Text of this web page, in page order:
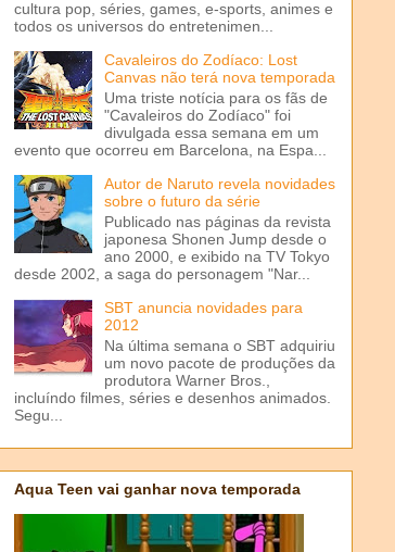
cultura pop, séries, games, e-sports, animes e
todos os universos do entretenimen...
Cavaleiros do Zodíaco: Lost
Canvas não terá nova temporada
Uma triste notícia para os fãs de
"Cavaleiros do Zodíaco" foi
divulgada essa semana em um
evento que ocorreu em Barcelona, na Espa...
Autor de Naruto revela novidades
sobre o futuro da série
Publicado nas páginas da revista
japonesa Shonen Jump desde o
ano 2000, e exibido na TV Tokyo
desde 2002, a saga do personagem "Nar...
SBT anuncia novidades para
2012
Na última semana o SBT adquiriu
um novo pacote de produções da
produtora Warner Bros.,
incluíndo filmes, séries e desenhos animados.
Segu...
Aqua Teen vai ganhar nova temporada